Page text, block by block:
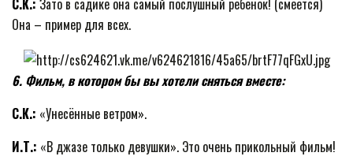
С.К.: Зато в садике она самый послушный ребенок! (смёётся)
Она – пример для всех.
6. Фильм, в котором бы вы хотели сняться вместе:
С.К.: «Унесённые ветром».
И.Т.: «В джазе только девушки». Это очень прикольный фильм!